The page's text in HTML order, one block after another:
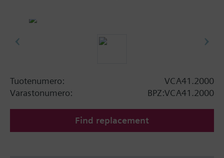
Tuotenumero:
VCA41.2000
Varastonumero:
BPZ:VCA41.2000
Find replacement